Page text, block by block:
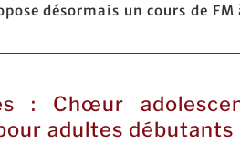
désormais un cours de
: Chœur
adultes débutants